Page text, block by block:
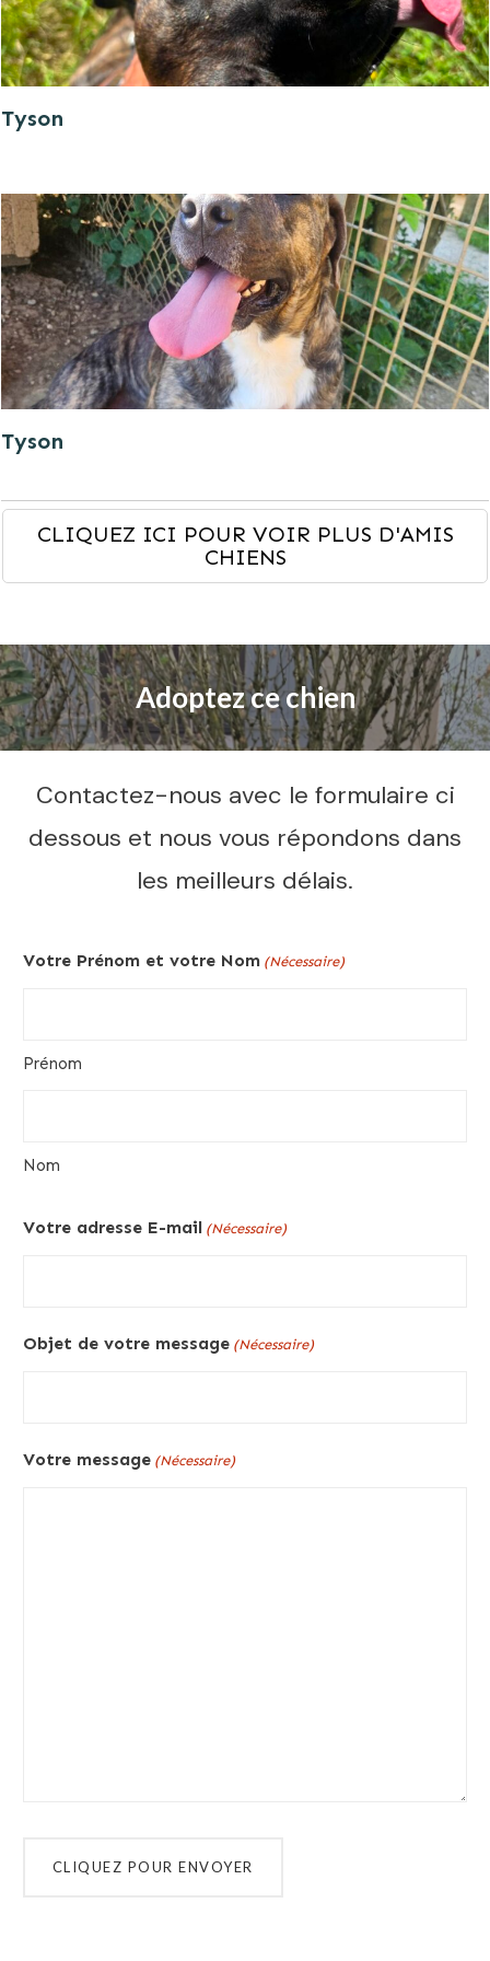
Tyson
Tyson
CLIQUEZ ICI POUR VOIR PLUS D'AMIS
CHIENS
Adoptez ce chien
Contactez-nous avec le formulaire ci
dessous et nous vous répondons dans
les meilleurs délais.
Votre Prénom et votre Nom (Nécessaire)
Prénom
Nom
Votre adresse E-mail (Nécessaire)
Objet de votre message (Nécessaire)
Votre message (Nécessaire)